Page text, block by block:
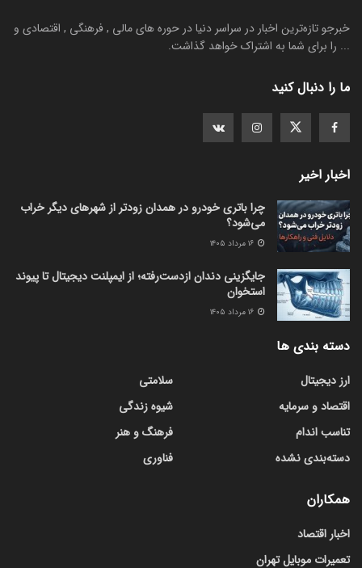
خبرجو تازه‌ترین اخبار در سراسر دنیا در حوره های مالی , فرهنگی , اقتصادی و
... را برای شما به اشتراک خواهد گذاشت.
ما را دنبال کنید
اخبار اخیر
چرا باتری خودرو در همدان زودتر از شهرهای دیگر خراب
می‌شود؟
جایگزینی دندان ازدست‌رفته؛ از ایمپلنت دیجیتال تا پیوند
استخوان
دسته بندی ها
ارز دیجیتال
اقتصاد و سرمایه
تناسب اندام
دسته‌بندی نشده
سلامتی
شیوه زندگی
فرهنگ و هنر
فناوری
همکاران
اخبار اقتصاد
تعمیرات موبایل تهران